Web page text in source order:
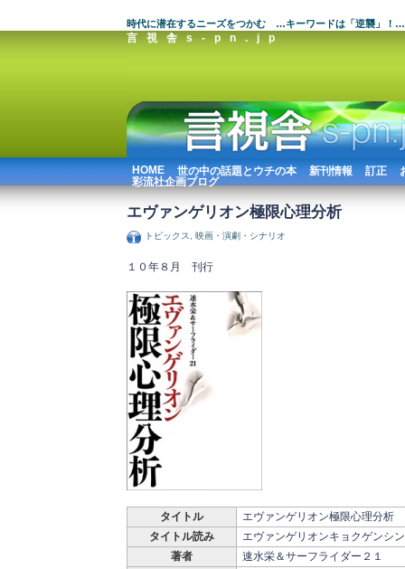
時代に潜在するニーズをつかむ …キーワードは「逆襲」！…
言視舎s-pn.jp
HOME 世の中の話題とウチの本 新刊情報 訂正
彩流社企画ブログ
エヴァンゲリオン極限心理分析
トピックス, 映画・演劇・シナリオ
１０年８月 刊行
タイトル
エヴァンゲリオン極限心理分析
タイトル読み
エヴァンゲリオンキョクゲンシ
著者
速水栄＆サーフライダー２１